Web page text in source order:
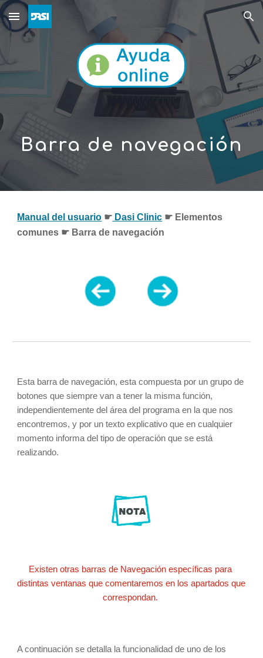
Skip to main content Skip to navigation
Barra de navegación
Manual del usuario ☛ Dasi Clinic ☛ Elementos
comunes ☛ Barra de navegación
Esta barra de navegación, esta compuesta por un grupo de
botones que siempre van a tener la misma función,
independientemente del área del programa en la que nos
encontremos, y por un texto explicativo que en cualquier
momento informa del tipo de operación que se está
realizando.
Existen otras barras de Navegación específicas para
distintas ventanas que comentaremos en los apartados que
correspondan.
A continuación se detalla la funcionalidad de uno de los